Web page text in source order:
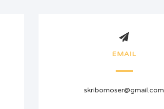
EMAIL
skribomoser@gmail.com